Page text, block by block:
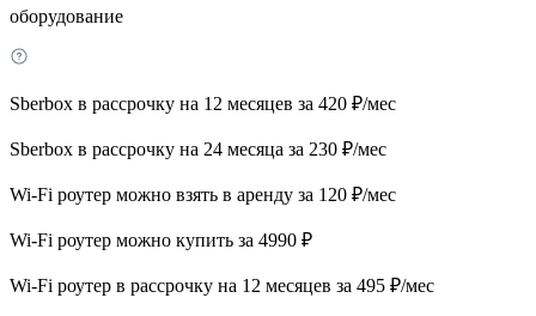
оборудование
Sberbox в рассрочку на 12 месяцев за 420 ₽/мес
Sberbox в рассрочку на 24 месяца за 230 ₽/мес
Wi-Fi роутер можно взять в аренду за 120 ₽/мес
Wi-Fi роутер можно купить за 4990 ₽
Wi-Fi роутер в рассрочку на 12 месяцев за 495 ₽/мес